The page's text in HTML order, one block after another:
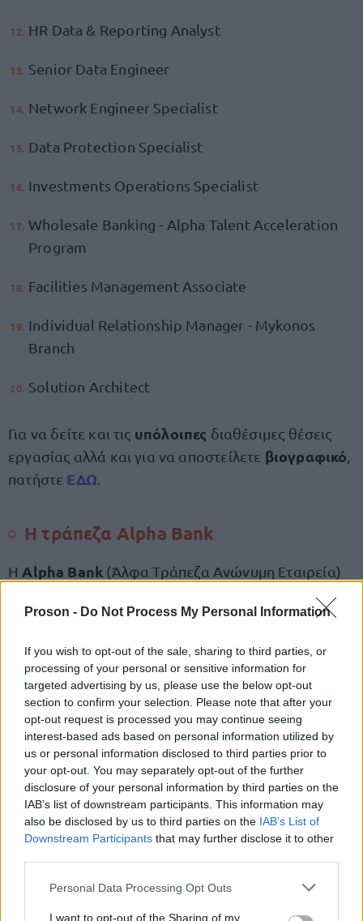
Proson - Do Not Process My Personal Information
If you wish to opt-out of the sale, sharing to third parties, or
processing of your personal or sensitive information for
targeted advertising by us, please use the below opt-out
section to confirm your selection. Please note that after your
opt-out request is processed you may continue seeing
interest-based ads based on personal information utilized by
us or personal information disclosed to third parties prior to
your opt-out. You may separately opt-out of the further
disclosure of your personal information by third parties on the
IAB’s list of downstream participants. This information may
also be disclosed by us to third parties on the IAB’s List of
Downstream Participants that may further disclose it to other
Please note that this website/app uses one or more Google
not limited to your visit or usage behaviour. You may click to
Personal Data Processing Opt Outs
I want to opt-out of the Sharing of my
HR Data & Reporting Analyst
Senior Data Engineer
Network Engineer Specialist
Data Protection Specialist
Investments Operations Specialist
Wholesale Banking - Alpha Talent Acceleration
Program
Facilities Management Associate
Individual Relationship Manager - Mykonos
Branch
Solution Architect
Για να δείτε και τις υπόλοιπες διαθέσιμες θέσεις
εργασίας αλλά και για να αποστείλετε βιογραφικό
πατήστε ΕΔΩ
H τράπεζα Alpha Bank
Η Alpha Bank (Άλφα Τράπεζα Ανώνυμη Εταιρεία)
. Ιδρυτής της
θεωρείται ο Γιάννης Κωστόπουλος.[5] Το Δίκτυο
Καταστήματα.
Όμιλοςδραστηριοποιείται σεΕλλάδα, Ηνωμένο
Βασίλειο, Λουξεμβούργο, Κύπρο και Βαλκάνια
(Ρουμανία, Σερβία και Αλβανία), διαθέτοντας
δίκτυο 438 καταστημάτων λιανικής[7] και
απασχολεί 8.476 εργαζόμενους στην Ελλάδα και
στο εξωτερικό.
Αθηνών από το Νοέμβριο του1925